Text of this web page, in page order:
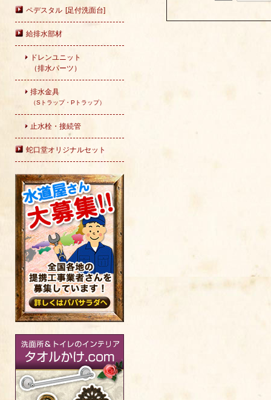
ペデスタル [足付洗面台]
給排水部材
ドレンユニット
（排水パーツ）
排水金具
（Sトラップ・Pトラップ）
止水栓・接続管
蛇口堂オリジナルセット